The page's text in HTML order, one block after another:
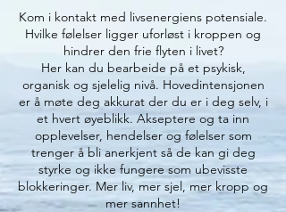
Kom i kontakt med livsenergiens potensiale.
Hvilke følelser ligger uforløst i kroppen og
hindrer den frie flyten i livet?
Her kan du bearbeide på et psykisk,
organisk og sjelelig nivå. Hovedintensjonen
er å møte deg akkurat der du er i deg selv, i
et hvert øyeblikk. Akseptere og ta inn
opplevelser, hendelser og følelser som
trenger å bli anerkjent så de kan gi deg
styrke og ikke fungere som ubevisste
blokkeringer. Mer liv, mer sjel, mer kropp og
mer sannhet!